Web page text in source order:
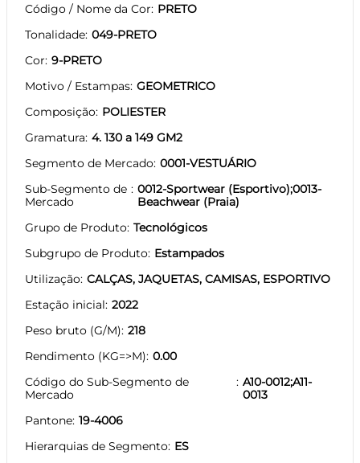
Código / Nome da Cor PRETO
Tonalidade 049-PRETO
Cor 9-PRETO
Motivo / Estampas GEOMETRICO
Composição POLIESTER
Gramatura 4. 130 a 149 GM2
Segmento de Mercado 0001-VESTUÁRIO
Sub-Segmento de
Mercado
0012-Sportwear (Esportivo);0013-
Beachwear (Praia)
Grupo de Produto Tecnológicos
Subgrupo de Produto Estampados
Utilização CALÇAS, JAQUETAS, CAMISAS, ESPORTIVO
Estação inicial 2022
Peso bruto (G/M) 218
Rendimento (KG=>M) 0.00
Código do Sub-Segmento de
Mercado
A10-0012;A11-
0013
Pantone 19-4006
Hierarquias de Segmento ES